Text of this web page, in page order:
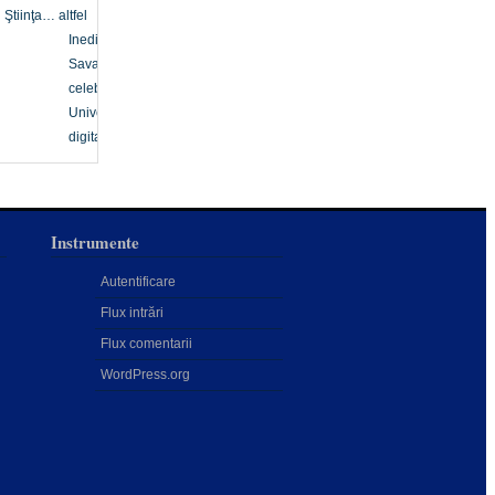
Ştiinţa… altfel
Inedit
Savanți
celebri
Univers
digital
Instrumente
Autentificare
Flux intrări
Flux comentarii
WordPress.org